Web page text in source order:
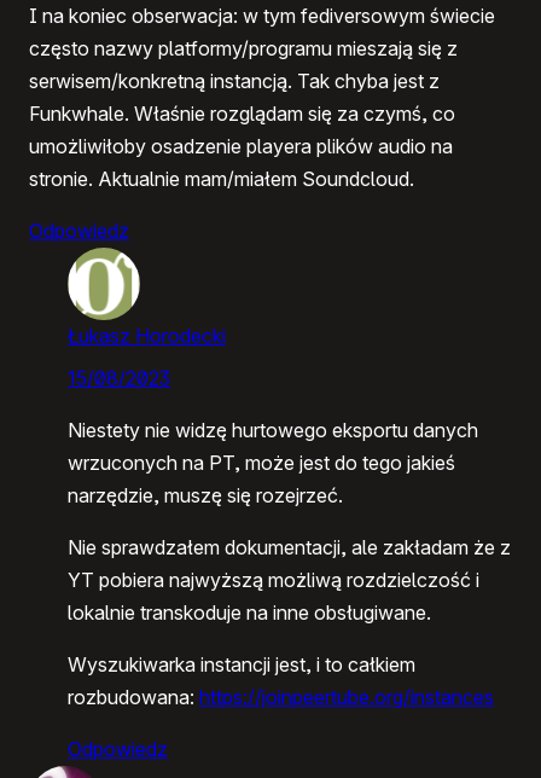
I na koniec obserwacja: w tym fediversowym świecie
często nazwy platformy/programu mieszają się z
serwisem/konkretną instancją. Tak chyba jest z
Funkwhale. Właśnie rozglądam się za czymś, co
umożliwiłoby osadzenie playera plików audio na
stronie. Aktualnie mam/miałem Soundcloud.
Odpowiedz
Łukasz Horodecki
15/08/2023
Niestety nie widzę hurtowego eksportu danych
wrzuconych na PT, może jest do tego jakieś
narzędzie, muszę się rozejrzeć.
Nie sprawdzałem dokumentacji, ale zakładam że z
YT pobiera najwyższą możliwą rozdzielczość i
lokalnie transkoduje na inne obsługiwane.
Wyszukiwarka instancji jest, i to całkiem
rozbudowana: https://joinpeertube.org/instances
Odpowiedz